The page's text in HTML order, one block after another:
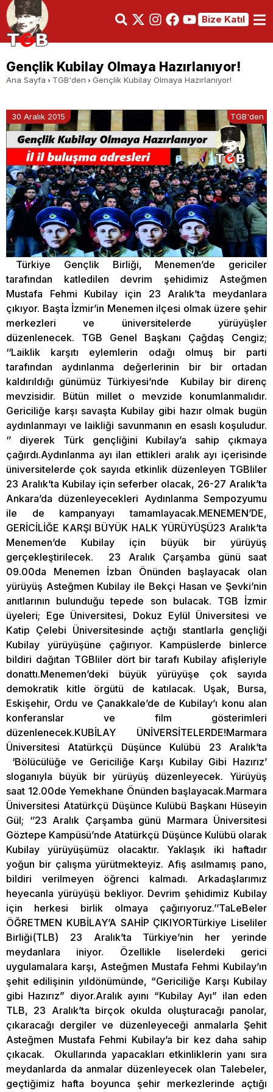
Bize Katıl
Gençlik Kubilay Olmaya Hazırlanıyor!
Ana Sayfa TGB'den Gençlik Kubilay Olmaya Hazırlanıyor!
30 Aralık 2015 TGB'den
Türkiye Gençlik Birliği, Menemen’de gericiler
tarafından katledilen devrim şehidimiz Asteğmen
Mustafa Fehmi Kubilay için 23 Aralık’ta meydanlara
çıkıyor. Başta İzmir’in Menemen ilçesi olmak üzere şehir
merkezleri ve üniversitelerde yürüyüşler
düzenlenecek. TGB Genel Başkanı Çağdaş Cengiz;
‘‘Laiklik karşıtı eylemlerin odağı olmuş bir parti
tarafından aydınlanma değerlerinin bir bir ortadan
kaldırıldığı günümüz Türkiyesi’nde Kubilay bir direnç
mevzisidir. Bütün millet o mevzide konumlanmalıdır.
Gericiliğe karşı savaşta Kubilay gibi hazır olmak bugün
aydınlanmayı ve laikliği savunmanın en esaslı koşuludur.
‘’ diyerek Türk gençliğini Kubilay’a sahip çıkmaya
çağırdı.Aydınlanma ayı ilan ettikleri aralık ayı içerisinde
üniversitelerde çok sayıda etkinlik düzenleyen TGBliler
23 Aralık’ta Kubilay için seferber olacak, 26-27 Aralık’ta
Ankara’da düzenleyecekleri Aydınlanma Sempozyumu
ile de kampanyayı tamamlayacak.MENEMEN’DE,
GERİCİLİĞE KARŞI BÜYÜK HALK YÜRÜYÜŞÜ23 Aralık’ta
Menemen’de Kubilay için büyük bir yürüyüş
gerçekleştirilecek. 23 Aralık Çarşamba günü saat
09.00da Menemen İzban Önünden başlayacak olan
yürüyüş Asteğmen Kubilay ile Bekçi Hasan ve Şevki’nin
anıtlarının bulunduğu tepede son bulacak. TGB İzmir
üyeleri; Ege Üniversitesi, Dokuz Eylül Üniversitesi ve
Katip Çelebi Üniversitesinde açtığı stantlarla gençliği
Kubilay yürüyüşüne çağırıyor. Kampüslerde binlerce
bildiri dağıtan TGBliler dört bir tarafı Kubilay afişleriyle
donattı.Menemen’deki büyük yürüyüşe çok sayıda
demokratik kitle örgütü de katılacak. Uşak, Bursa,
Eskişehir, Ordu ve Çanakkale’de de Kubilay’ı konu alan
konferanslar ve film gösterimleri
düzenlenecek.KUBİLAY ÜNİVERSİTELERDE!Marmara
Üniversitesi Atatürkçü Düşünce Kulübü 23 Aralık’ta
‘Bölücülüğe ve Gericiliğe Karşı Kubilay Gibi Hazırız’
sloganıyla büyük bir yürüyüş düzenleyecek. Yürüyüş
saat 12.00de Yemekhane Önünden başlayacak.Marmara
Üniversitesi Atatürkçü Düşünce Kulübü Başkanı Hüseyin
Gül; ‘’23 Aralık Çarşamba günü Marmara Üniversitesi
Göztepe Kampüsü’nde Atatürkçü Düşünce Kulübü olarak
Kubilay yürüyüşümüz olacaktır. Yaklaşık iki haftadır
yoğun bir çalışma yürütmekteyiz. Afiş asılmamış pano,
bildiri verilmeyen öğrenci kalmadı. Arkadaşlarımız
heyecanla yürüyüşü bekliyor. Devrim şehidimiz Kubilay
için herkesi birlik olmaya çağırıyoruz.’’TaLeBeler
ÖĞRETMEN KUBİLAY’A SAHİP ÇIKIYORTürkiye Liseliler
Birliği(TLB) 23 Aralık’ta Türkiye’nin her yerinde
meydanlara iniyor. Özellikle liselerdeki gerici
uygulamalara karşı, Asteğmen Mustafa Fehmi Kubilay’ın
şehit edilişinin yıldönümünde, “Gericiliğe Karşı Kubilay
gibi Hazırız” diyor.Aralık ayını “Kubilay Ayı” ilan eden
TLB, 23 Aralık’ta birçok okulda oluşturacağı panolar,
çıkaracağı dergiler ve düzenleyeceği anmalarla Şehit
Asteğmen Mustafa Fehmi Kubilay’a bir kez daha sahip
çıkacak. Okullarında yapacakları etkinliklerin yanı sıra
meydanlarda da anmalar düzenleyecek olan Talebeler,
geçtiğimiz hafta boyunca şehir merkezlerinde açtığı